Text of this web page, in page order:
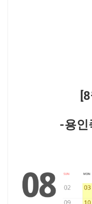
-용인